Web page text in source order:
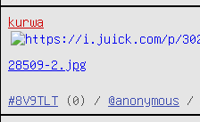
kurwa
28509-2.jpg
#8V9TLT (0) / @anonymous /